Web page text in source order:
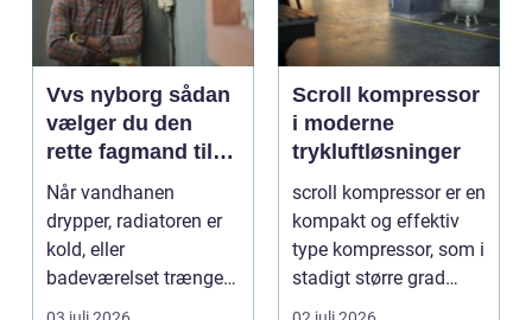
Vvs nyborg sådan
vælger du den
rette fagmand til
opgaven
Når vandhanen
drypper, radiatoren er
kold, eller
badeværelset trænger
til en gennemgribende
Scroll kompressor
i moderne
trykluftløsninger
scroll kompressor er en
kompakt og effektiv
type kompressor, som i
stadigt større grad
vælges til an...